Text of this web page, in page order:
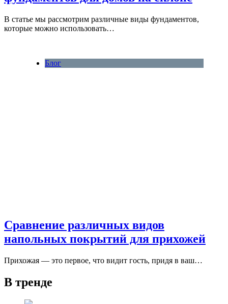
В статье мы рассмотрим различные виды фундаментов,
которые можно использовать…
Блог
Сравнение различных видов
напольных покрытий для прихожей
Прихожая — это первое, что видит гость, придя в ваш…
В тренде